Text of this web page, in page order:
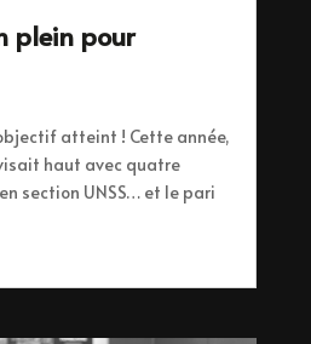
plein pour
atteint ! Cette année,
haut avec quatre
section UNSS… et le pari